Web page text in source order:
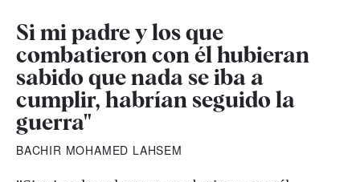
Si mi padre y los que
combatieron con él hubieran
sabido que nada se iba a
cumplir, habrían seguido la
guerra"
BACHIR MOHAMED LAHSEM